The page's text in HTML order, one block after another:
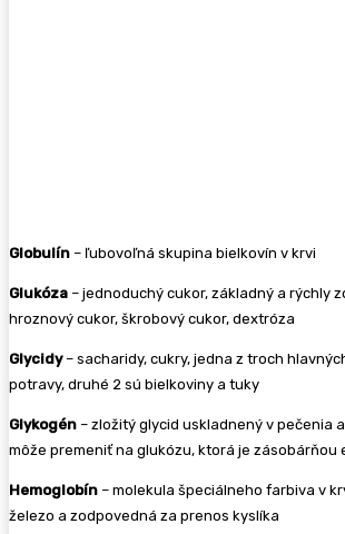
Globulín – ľubovoľná skupina bielkovín v krvi
Glukóza – jednoduchý cukor, základný a rýchly
hroznový cukor, škrobový cukor, dextróza
Glycidy– sacharidy, cukry, jedna z troch
potravy, druhé 2 sú bielkoviny a tuky
Glykogén – zložitý glycid uskladnený v pečenia
môže premeniť na glukózu, ktorá je zásobárňou
Hemoglobín – molekula špeciálneho farbiva v
železo a zodpovedná za prenos kyslíka